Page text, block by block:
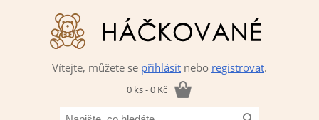
Vítejte, můžete se přihlásit nebo registrovat.
0 ks - 0 Kč